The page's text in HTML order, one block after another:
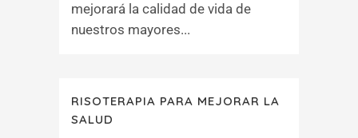
mejorará la calidad de vida de
nuestros mayores...
RISOTERAPIA PARA MEJORAR LA
SALUD